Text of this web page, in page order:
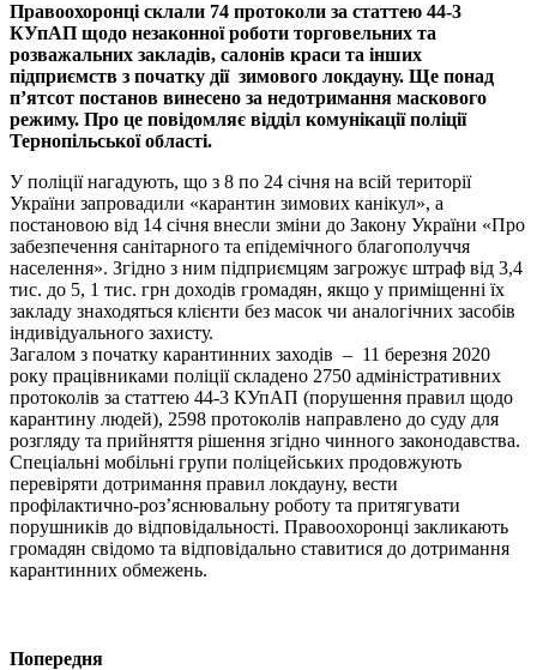
Правоохоронці склали 74 протоколи за статтею 44-3
КУпАП щодо незаконної роботи торговельних та
розважальних закладів, салонів краси та інших
підприємств з початку дії зимового локдауну. Ще понад
п’ятсот постанов винесено за недотримання маскового
режиму. Про це повідомляє відділ комунікації поліції
Тернопільської області.
У поліції нагадують, що з 8 по 24 січня на всій території
України запровадили «карантин зимових канікул», а
постановою від 14 січня внесли зміни до Закону України «Про
забезпечення санітарного та епідемічного благополуччя
населення». Згідно з ним підприємцям загрожує штраф від 3,4
тис. до 5, 1 тис. грн доходів громадян, якщо у приміщенні їх
закладу знаходяться клієнти без масок чи аналогічних засобів
індивідуального захисту.
Загалом з початку карантинних заходів – 11 березня 2020
року працівниками поліції складено 2750 адміністративних
протоколів за статтею 44-3 КУпАП (порушення правил щодо
карантину людей), 2598 протоколів направлено до суду для
розгляду та прийняття рішення згідно чинного законодавства.
Спеціальні мобільні групи поліцейських продовжують
перевіряти дотримання правил локдауну, вести
профілактично-роз’яснювальну роботу та притягувати
порушників до відповідальності. Правоохоронці закликають
громадян свідомо та відповідально ставитися до дотримання
карантинних обмежень.
Попередня